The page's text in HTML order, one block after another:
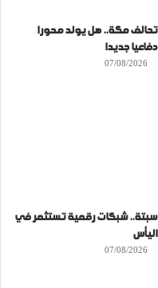
تحالف مكة.. هل يولد محورا
دفاعيا جديدا
07/08/2026
سبتة.. شبكات رقمية تستثمر في
اليأس
07/08/2026